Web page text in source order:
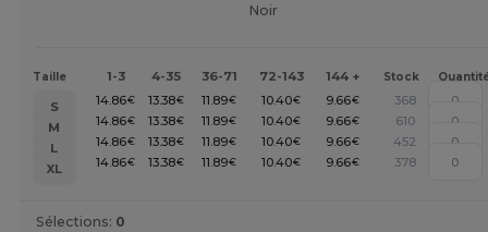
Noir
Taille 1-3 4-35 36-71 72-143 144 + Stock
S 14.86€ 13.38€ 11.89€ 10.40€ 9.66€
368
M
14.86€ 13.38€ 11.89€ 10.40€ 9.66€
610
L
14.86€ 13.38€ 11.89€ 10.40€ 9.66€
452
XL
14.86€ 13.38€ 11.89€ 10.40€ 9.66€ 378
Sélections: 0